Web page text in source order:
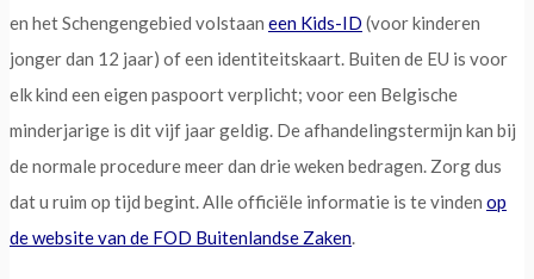
en het Schengengebied volstaan een Kids-ID (voor kinderen
jonger dan 12 jaar) of een identiteitskaart. Buiten de EU is voor
elk kind een eigen paspoort verplicht; voor een Belgische
minderjarige is dit vijf jaar geldig. De afhandelingstermijn kan bij
de normale procedure meer dan drie weken bedragen. Zorg dus
dat u ruim op tijd begint. Alle officiële informatie is te vinden op
de website van de FOD Buitenlandse Zaken.